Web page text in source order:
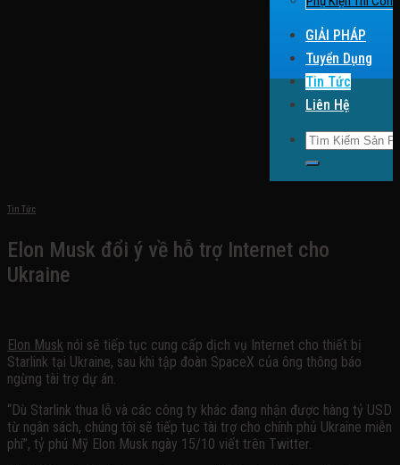
GIẢI PHÁP
Tuyển Dụng
Tin Tức
Liên Hệ
Search for:
Tin Tức
Elon Musk đổi ý về hỗ trợ Internet cho
Ukraine
Elon Musk nói sẽ tiếp tục cung cấp dịch vụ Internet cho thiết bị
Starlink tại Ukraine, sau khi tập đoàn SpaceX của ông thông báo
ngừng tài trợ dự án.
“Dù Starlink thua lỗ và các công ty khác đang nhận được hàng tỷ USD
từ ngân sách, chúng tôi sẽ tiếp tục tài trợ cho chính phủ Ukraine miễn
phí”, tỷ phú Mỹ Elon Musk ngày 15/10 viết trên Twitter.